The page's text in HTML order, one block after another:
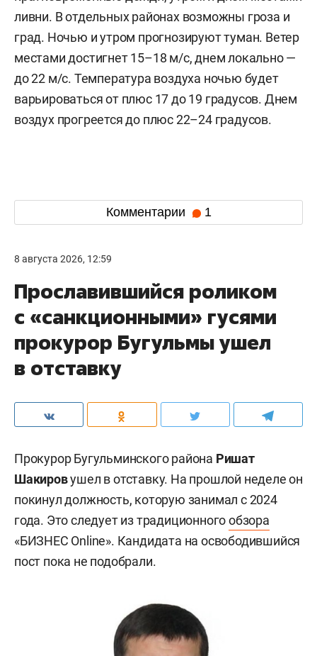
ливни. В отдельных районах возможны гроза и
град. Ночью и утром прогнозируют туман. Ветер
местами достигнет 15–18 м/с, днем локально —
до 22 м/с. Температура воздуха ночью будет
варьироваться от плюс 17 до 19 градусов. Днем
воздух прогреется до плюс 22–24 градусов.
Комментарии 1
8 августа 2026, 12:59
Прославившийся роликом
с «санкционными» гусями
прокурор Бугульмы ушел
в отставку
Прокурор Бугульминского района Ришат
Шакировушел в отставку. На прошлой неделе он
покинул должность, которую занимал с 2024
года. Это следует из традиционногообзора
«БИЗНЕС Online». Кандидата на освободившийся
пост пока не подобрали.